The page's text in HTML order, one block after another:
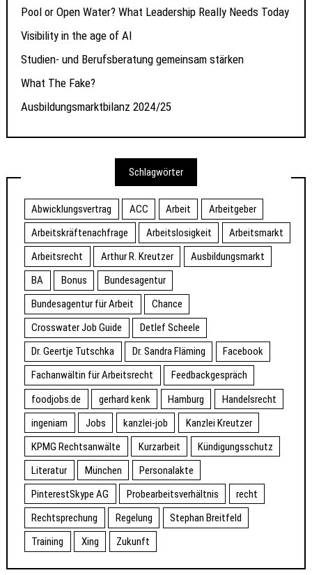
Pool or Open Water? What Leadership Really Needs Today
Visibility in the age of AI
Studien- und Berufsberatung gemeinsam stärken
What The Fake?
Ausbildungsmarktbilanz 2024/25
Schlagwörter
Abwicklungsvertrag ACC Arbeit
Arbeitgeber
Arbeitskräftenachfrage
Arbeitslosigkeit
Arbeitsmarkt
Arbeitsrecht
Arthur R. Kreutzer
Ausbildungsmarkt
BA
Bonus
Bundesagentur
Bundesagentur für Arbeit
Chance
Crosswater Job Guide
Detlef Scheele
Dr. Geertje Tutschka
Dr. Sandra Fläming
Facebook
Fachanwältin für Arbeitsrecht
Feedbackgespräch
foodjobs.de
gerhard kenk Hamburg
Handelsrecht
ingeniam
Jobs kanzlei-job
Kanzlei Kreutzer
KPMG Rechtsanwälte
Kurzarbeit
Kündigungsschutz
Literatur
München
Personalakte
PinterestSkype AG
Probearbeitsverhältnis
recht
Rechtsprechung
Regelung
Stephan Breitfeld
Training
Xing Zukunft